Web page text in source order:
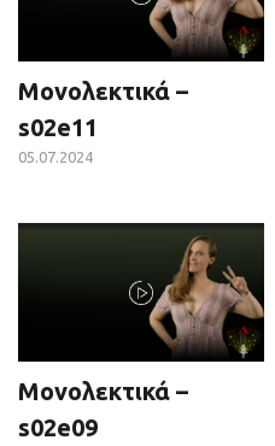
Μονολεκτικά –
s02e11
05.07.2024
Μονολεκτικά –
s02e09